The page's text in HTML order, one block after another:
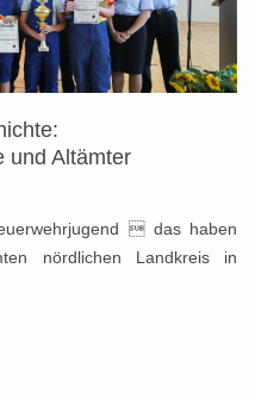
und Altämter
 das haben
nördlichen Landkreis in